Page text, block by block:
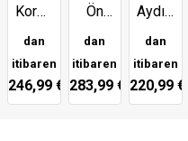
Koruma
Panelleri
dan
itibaren
246,99 €
Ön
Ekranlar
dan
itibaren
283,99 €
&
Isıtma
Seti
dan
itibaren
220,99 €